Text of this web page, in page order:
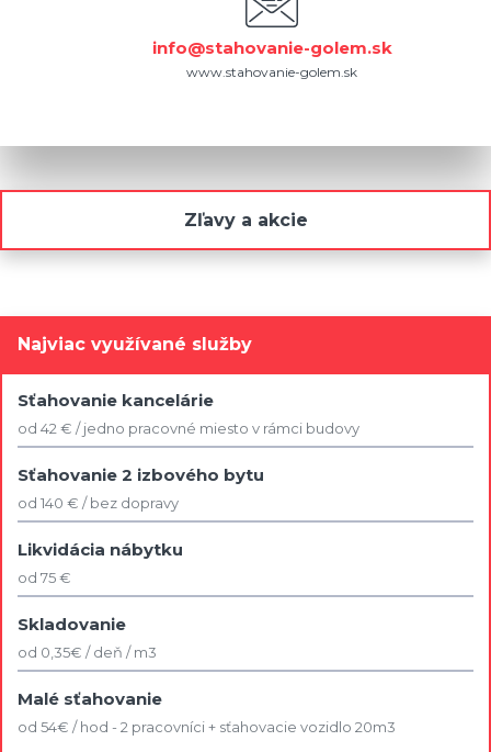
info@stahovanie-golem.sk
www.stahovanie-golem.sk
Zľavy a akcie
Najviac využívané služby
Sťahovanie kancelárie
od 42 € / jedno pracovné miesto v rámci budovy
Sťahovanie 2 izbového bytu
od 140 € / bez dopravy
Likvidácia nábytku
od 75 €
Skladovanie
od 0,35€ / deň / m3
Malé sťahovanie
od 54€ / hod - 2 pracovníci + sťahovacie vozidlo 20m3